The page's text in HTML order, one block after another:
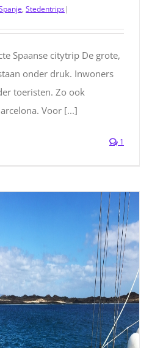
, Stedentrips|
Spaanse citytrip De grote,
onder druk. Inwoners
toeristen. Zo ook
Voor [...]
1